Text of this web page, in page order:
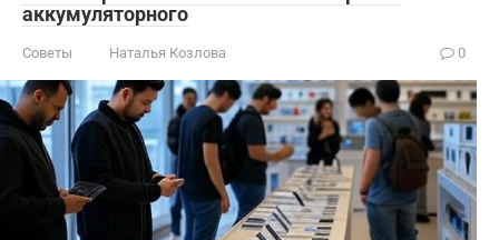
аккумуляторного
Советы Наталья Козлова 0